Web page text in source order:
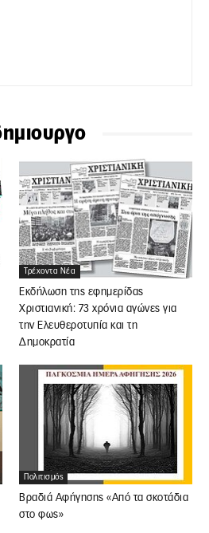
Τρέχοντα Νέα
Εκδήλωση της εφημερίδας
Χριστιανική: 73 χρόνια αγώνες για
την Ελευθεροτυπία και τη
Δημοκρατία
Πολιτισμός
Βραδιά Αφήγησης «Από τα σκοτάδια
στο φως»